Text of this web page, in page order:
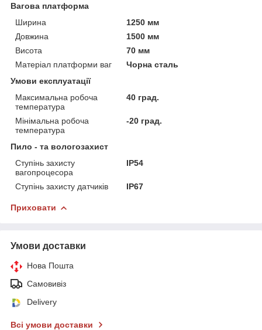
Вагова платформа
Ширина
1250 мм
Довжина
1500 мм
Висота
70 мм
Матеріал платформи ваг
Чорна сталь
Умови експлуатації
Максимальна робоча
температура
40 град.
Мінімальна робоча
температура
-20 град.
Пило - та вологозахист
Ступінь захисту
вагопроцесора
IP54
Ступінь захисту датчиків IP67
Приховати
Умови доставки
Нова Пошта
Самовивіз
Delivery
Всі умови доставки